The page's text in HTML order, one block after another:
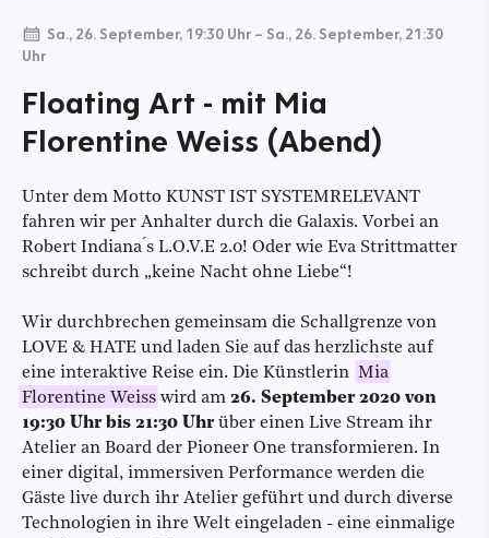
Sa., 26. September, 19:30 Uhr– Sa., 26. September, 21:30
Uhr
Floating Art - mit Mia
Florentine Weiss (Abend)
Unter dem Motto KUNST IST SYSTEMRELEVANT
fahren wir per Anhalter durch die Galaxis. Vorbei an
Robert Indiana ́s L.O.V.E 2.0! Oder wie Eva Strittmatter
schreibt durch „keine Nacht ohne Liebe“!
Wir durchbrechen gemeinsam die Schallgrenze von
LOVE & HATE und laden Sie auf das herzlichste auf
eine interaktive Reise ein. Die Künstlerin Mia
Florentine Weiss wird am 26. September 2020 von
19:30 Uhr bis 21:30 Uhrüber einen Live Stream ihr
Atelier an Board der Pioneer One transformieren. In
einer digital, immersiven Performance werden die
Gäste live durch ihr Atelier geführt und durch diverse
Technologien in ihre Welt eingeladen - eine einmalige